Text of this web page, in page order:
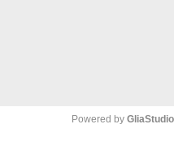
Powered by